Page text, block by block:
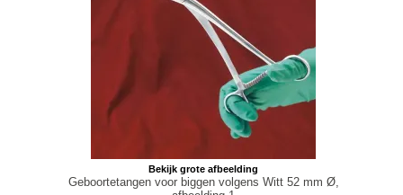
Bekijk grote afbeelding
Geboortetangen voor biggen volgens Witt 52 mm Ø,